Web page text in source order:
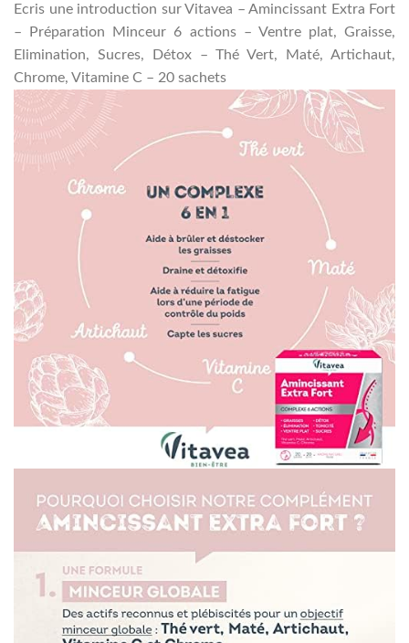
Ecris une introduction sur Vitavea – Amincissant Extra Fort
– Préparation Minceur 6 actions – Ventre plat, Graisse,
Elimination, Sucres, Détox – Thé Vert, Maté, Artichaut,
Chrome, Vitamine C – 20 sachets